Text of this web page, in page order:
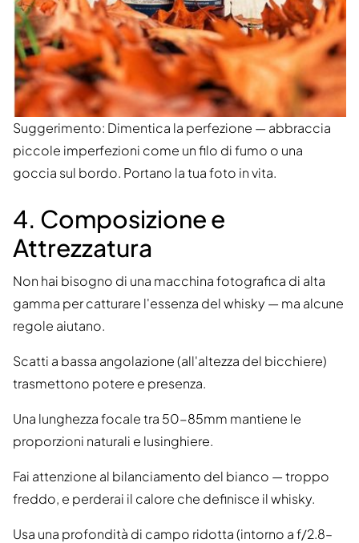
Suggerimento: Dimentica la perfezione — abbraccia
piccole imperfezioni come un filo di fumo o una
goccia sul bordo. Portano la tua foto in vita.
4. Composizione e
Attrezzatura
Non hai bisogno di una macchina fotografica di alta
gamma per catturare l'essenza del whisky — ma alcune
regole aiutano.
Scatti a bassa angolazione (all'altezza del bicchiere)
trasmettono potere e presenza.
Una lunghezza focale tra 50-85mm mantiene le
proporzioni naturali e lusinghiere.
Fai attenzione al bilanciamento del bianco — troppo
freddo, e perderai il calore che definisce il whisky.
Usa una profondità di campo ridotta (intorno a f/2.8–